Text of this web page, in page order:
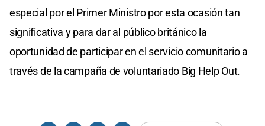
especial por el Primer Ministro por esta ocasión tan
significativa y para dar al público británico la
oportunidad de participar en el servicio comunitario a
través de la campaña de voluntariado Big Help Out.